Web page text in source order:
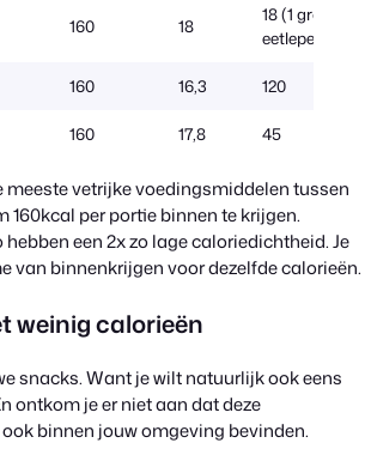
160 18
18 (1 grote
eetlepel)
160 16,3 120
160 17,8 45
meeste vetrijke voedingsmiddelen tussen
160kcal per portie binnen te krijgen.
een 2x zo lage caloriedichtheid. Je
van binnenkrijgen voor dezelfde calorieën.
weinig calorieën
snacks. Want je wilt natuurlijk ook eens
ontkom je er niet aan dat deze
binnen jouw omgeving bevinden.